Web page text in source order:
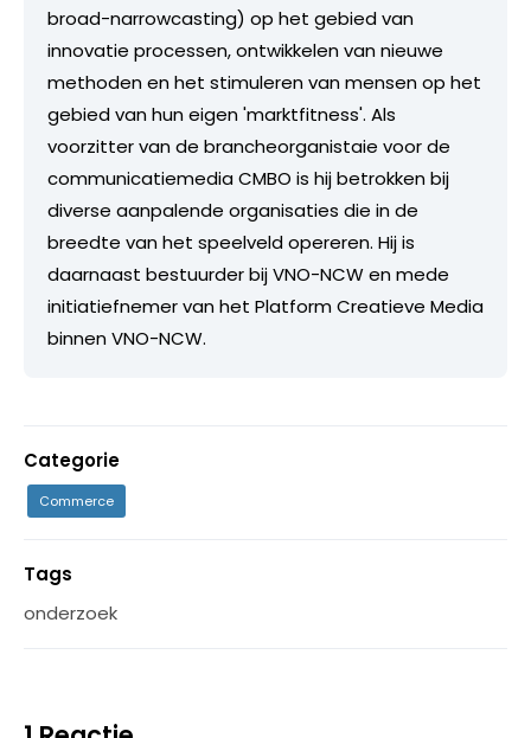
broad-narrowcasting) op het gebied van
innovatie processen, ontwikkelen van nieuwe
methoden en het stimuleren van mensen op het
gebied van hun eigen 'marktfitness'. Als
voorzitter van de brancheorganistaie voor de
communicatiemedia CMBO is hij betrokken bij
diverse aanpalende organisaties die in de
breedte van het speelveld opereren. Hij is
daarnaast bestuurder bij VNO-NCW en mede
initiatiefnemer van het Platform Creatieve Media
binnen VNO-NCW.
Categorie
Commerce
Tags
onderzoek